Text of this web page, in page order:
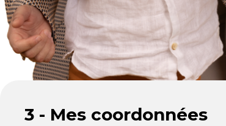
3 - Mes coordonnées